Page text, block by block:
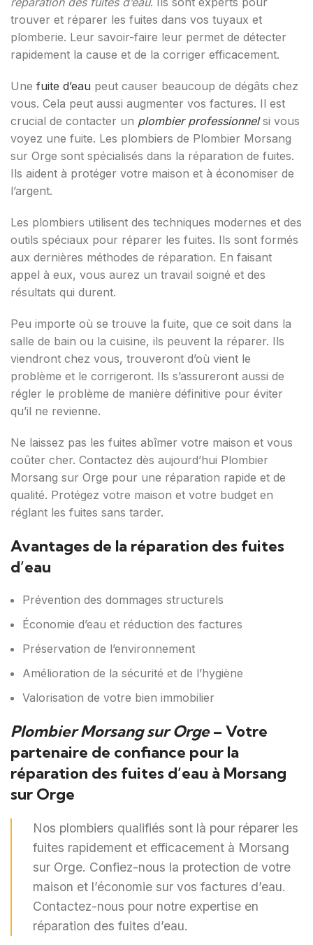
trouver et réparer les fuites dans vos tuyaux et
plomberie. Leur savoir-faire leur permet de détecter
rapidement la cause et de la corriger efficacement.
Une fuite d’eau peut causer beaucoup de dégâts chez
vous. Cela peut aussi augmenter vos factures. Il est
crucial de contacter un plombier professionnelsi vous
voyez une fuite. Les plombiers de Plombier Morsang
sur Orge sont spécialisés dans la réparation de fuites.
Ils aident à protéger votre maison et à économiser de
l’argent.
Les plombiers utilisent des techniques modernes et des
outils spéciaux pour réparer les fuites. Ils sont formés
aux dernières méthodes de réparation. En faisant
appel à eux, vous aurez un travail soigné et des
résultats qui durent.
Peu importe où se trouve la fuite, que ce soit dans la
salle de bain ou la cuisine, ils peuvent la réparer. Ils
viendront chez vous, trouveront d’où vient le
problème et le corrigeront. Ils s’assureront aussi de
régler le problème de manière définitive pour éviter
qu’il ne revienne.
Ne laissez pas les fuites abîmer votre maison et vous
coûter cher. Contactez dès aujourd’hui Plombier
Morsang sur Orge pour une réparation rapide et de
qualité. Protégez votre maison et votre budget en
réglant les fuites sans tarder.
Avantages de la réparation des fuites
d’eau
Prévention des dommages structurels
Économie d’eau et réduction des factures
Préservation de l’environnement
Amélioration de la sécurité et de l’hygiène
Valorisation de votre bien immobilier
Plombier Morsang sur Orge– Votre
partenaire de confiance pour la
réparation des fuites d’eau à Morsang
sur Orge
Nos plombiers qualifiés sont là pour réparer les
fuites rapidement et efficacement à Morsang
sur Orge. Confiez-nous la protection de votre
maison et l’économie sur vos factures d’eau.
Contactez-nous pour notre expertise en
réparation des fuites d’eau.